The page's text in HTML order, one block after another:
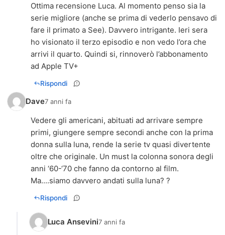
Ottima recensione Luca. Al momento penso sia la
serie migliore (anche se prima di vederlo pensavo di
fare il primato a See). Davvero intrigante. Ieri sera
ho visionato il terzo episodio e non vedo l’ora che
arrivi il quarto. Quindi si, rinnoverò l’abbonamento
ad Apple TV+
Rispondi
Dave7 anni fa
Vedere gli americani, abituati ad arrivare sempre
primi, giungere sempre secondi anche con la prima
donna sulla luna, rende la serie tv quasi divertente
oltre che originale. Un must la colonna sonora degli
anni ‘60-‘70 che fanno da contorno al film.
Ma....siamo davvero andati sulla luna? ?
Rispondi
Luca Ansevini7 anni fa